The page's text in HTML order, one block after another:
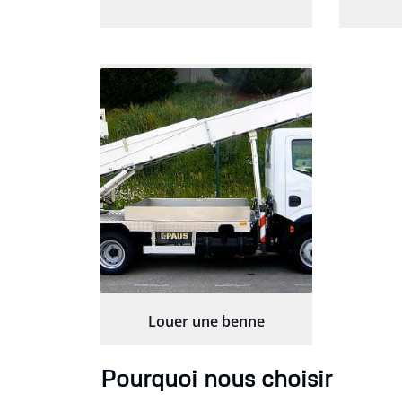
Louer une benne
Pourquoi nous choisir